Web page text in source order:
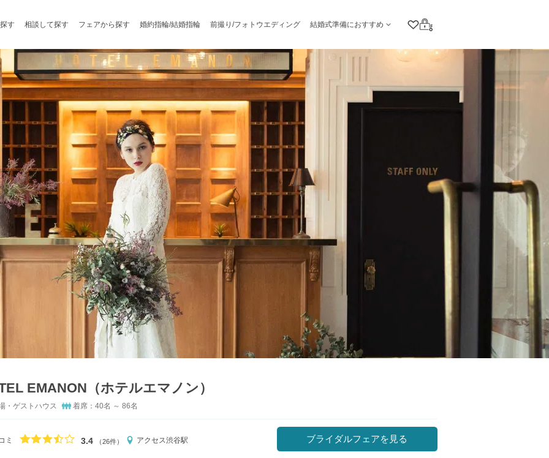
す 相談して探す フェアから探す 婚約指輪/結婚指輪 前撮り/フォトウエディング 結婚式準備におすすめ
クリップリスト
ログイン
EMANON（ホテルエマノン）
・ゲストハウス 着席：40名 ～ 86名
ミ 口コミ評価
3.4 （26件） アクセス渋谷駅 ブライダルフェアを見る